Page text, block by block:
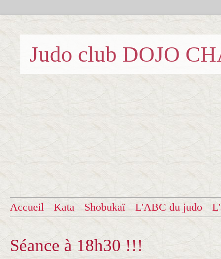
Judo club DOJO
Accueil Kata Shobukaï L'ABC du judo
Séance à 18h30 !!!